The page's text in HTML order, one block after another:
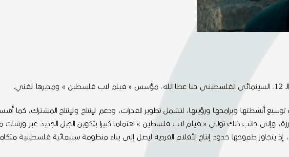
مشروعها عام 2014، واصلت توسيع أنشطتها وبرامجها ورؤيتها، لتشمل تطوير القدرات، ودعم الإنتاج والإنتاج
وإلى جانب ذلك تولي « فيلم لاب فلسطين » اهتماما كبيرا بتكوين الجيل الجديد عبر
يتجاوز طموحها حدود إنتاج الأفلام الفردية ليصل إلى بناء منظومة سينمائية فلسطينية